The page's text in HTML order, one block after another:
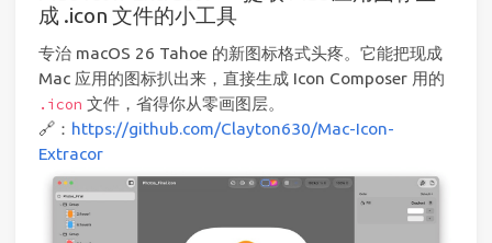
成 .icon 文件的小工具
专治 macOS 26 Tahoe 的新图标格式头疼。它能把现成
Mac 应用的图标扒出来，直接生成 Icon Composer 用的
.icon 文件，省得你从零画图层。
🔗： https://github.com/Clayton630/Mac-Icon-
Extracor